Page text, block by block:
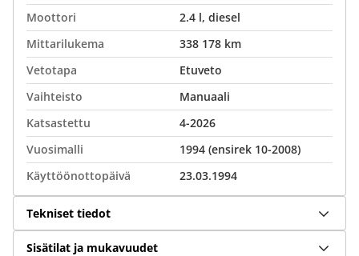
Moottori
2.4 l, diesel
Mittarilukema
338 178 km
Vetotapa
Etuveto
Vaihteisto
Manuaali
Katsastettu
4-2026
Vuosimalli
1994 (ensirek 10-2008)
Käyttöönottopäivä
23.03.1994
Tekniset tiedot
Sisätilat ja mukavuudet